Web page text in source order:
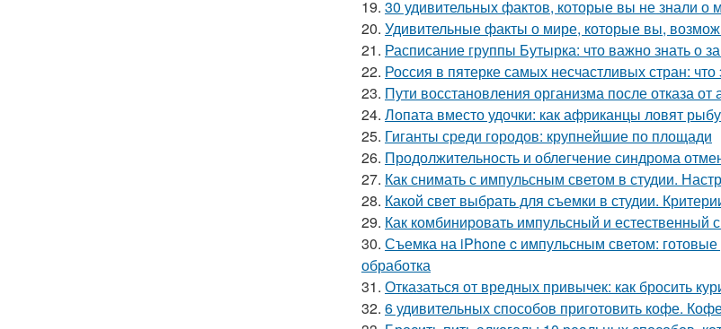
19. 30 удивительных фактов, которые вы не знали о
20. Удивительные факты о мире, которые вы,
21. Расписание группы Бутырка: что важно знать о
22. Россия в пятерке самых несчастливых стран:
23. Пути восстановления организма после отказа от
24. Лопата вместо удочки: как африканцы ловят рыбу
25. Гиганты среди городов: крупнейшие по площади
26. Продолжительность и облегчение синдрома
27. Как снимать с импульсным светом в студии.
28. Какой свет выбрать для съемки в студии.
29. Как комбинировать импульсный и естественный
30. Съемка на iPhone c импульсным светом:
обработка
31. Отказаться от вредных привычек: как бросить
32. 6 удивительных способов приготовить кофе.